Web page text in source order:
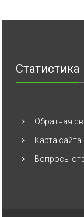
Статистика
Обратная
Карта сайта
Вопросы